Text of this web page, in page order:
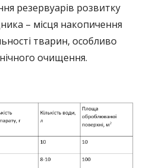
резервуарів розвитку
– місця накопичення
тварин, особливо
очищення.